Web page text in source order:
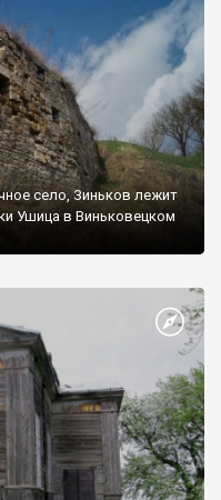
село, Зиньков лежит
Ушица в Виньковецком